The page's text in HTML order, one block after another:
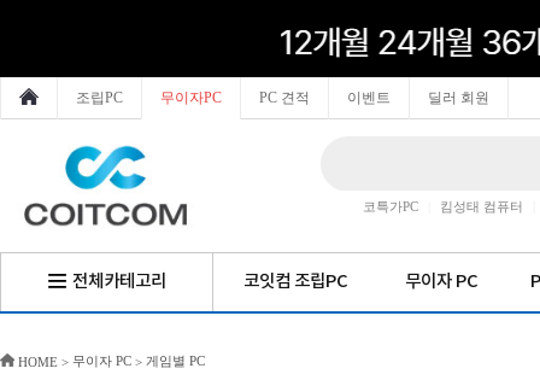
조립PC 무이자PC PC 견적 이벤트 딜러 회원
코특가PC 킴성태 컴퓨터
전체카테고리 코잇컴 조립PC 무이자 PC
HOME > 무이자 PC > 게임별 PC